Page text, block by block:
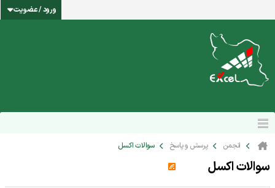
ورود / عضویت
انجمن پرسش و پاسخ سوالات اکسل
سوالات اکسل